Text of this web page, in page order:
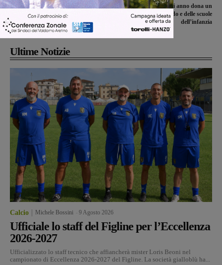
Figline, la polizia municipale
sgombera il cantiere di via Benelux.
Quattro le persone denunciate
Il Comune come ogni anno dona un
libro ai bambini del nido e delle scuole
dell’infanzia
Ultime Notizie
Calcio Michele Bossini 9 Agosto 2026
Ufficiale lo staff del Figline per l’Eccellenza
2026-2027
Ufficializzato lo staff tecnico che affiancherà mister Loris Beoni nel
campionato di Eccellenza 2026-2027 del Figline. La società gialloblù ha...